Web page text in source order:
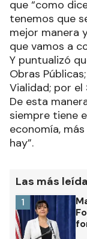
que “como
tenemos que
mejor manera
que vamos a
Y puntualizó
Obras
Vialidad; por el
De esta
siempre tiene
economía,
hay”.
Las más
1